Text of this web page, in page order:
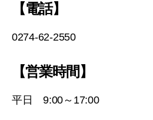
【電話】
0274-62-2550
【営業時間】
平日 9:00～17:00